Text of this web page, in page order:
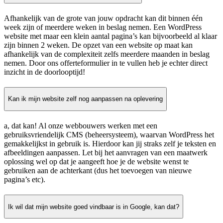
Afhankelijk van de grote van jouw opdracht kan dit binnen één
week zijn of meerdere weken in beslag nemen. Een WordPress
website met maar een klein aantal pagina’s kan bijvoorbeeld al klaar
zijn binnen 2 weken. De opzet van een website op maat kan
afhankelijk van de complexiteit zelfs meerdere maanden in beslag
nemen. Door ons offerteformulier in te vullen heb je echter direct
inzicht in de doorlooptijd!
Kan ik mijn website zelf nog aanpassen na oplevering
a, dat kan! Al onze webbouwers werken met een
gebruiksvriendelijk CMS (beheersysteem), waarvan WordPress het
gemakkelijkst in gebruik is. Hierdoor kan jij straks zelf je teksten en
afbeeldingen aanpassen. Let bij het aanvragen van een maatwerk
oplossing wel op dat je aangeeft hoe je de website wenst te
gebruiken aan de achterkant (dus het toevoegen van nieuwe
pagina’s etc).
Ik wil dat mijn website goed vindbaar is in Google, kan dat?